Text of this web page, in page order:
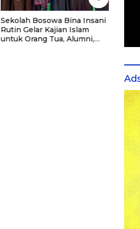
Sekolah Bosowa Bina Insani
Rutin Gelar Kajian Islam
untuk Orang Tua, Alumni,